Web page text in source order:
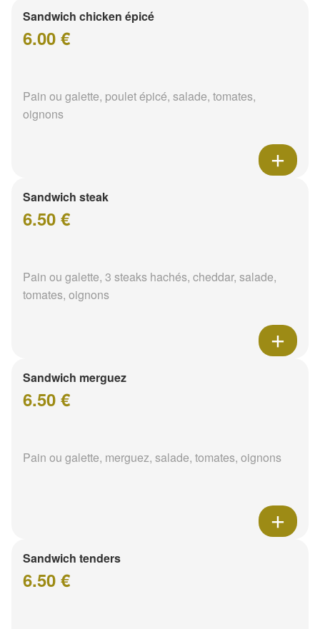
Sandwich chicken épicé
6.00 €
Pain ou galette, poulet épicé, salade, tomates,
oignons
Sandwich steak
6.50 €
Pain ou galette, 3 steaks hachés, cheddar, salade,
tomates, oignons
Sandwich merguez
6.50 €
Pain ou galette, merguez, salade, tomates, oignons
Sandwich tenders
6.50 €